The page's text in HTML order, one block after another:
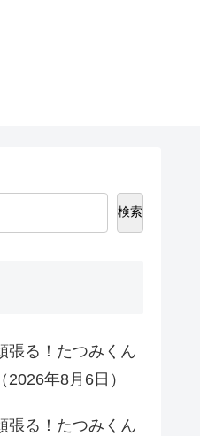
検索
張る！たつみくん
年8月6日）
張る！たつみくん